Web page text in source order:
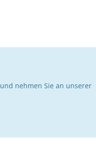
und nehmen Sie an unserer